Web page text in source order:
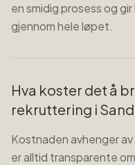
en smidig prosess og
gjennom hele løpet.
Hva koster det å
rekruttering i
Kostnaden avhenger
er alltid transparente